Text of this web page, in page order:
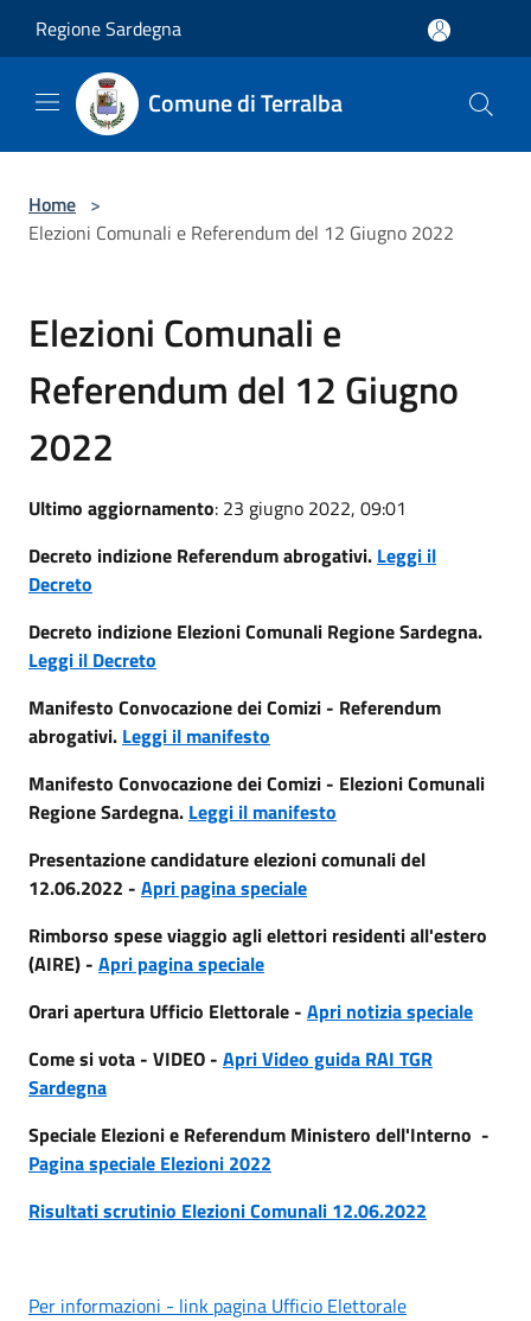
Regione Sardegna
Comune di Terralba
Home >
Elezioni Comunali e Referendum del 12 Giugno 2022
Elezioni Comunali e
Referendum del 12 Giugno
2022
Ultimo aggiornamento: 23 giugno 2022, 09:01
Decreto indizione Referendum abrogativi. Leggi il
Decreto
Decreto indizione Elezioni Comunali Regione Sardegna.
Leggi il Decreto
Manifesto Convocazione dei Comizi - Referendum
abrogativi. Leggi il manifesto
Manifesto Convocazione dei Comizi - Elezioni Comunali
Regione Sardegna. Leggi il manifesto
Presentazione candidature elezioni comunali del
12.06.2022 - Apri pagina speciale
Rimborso spese viaggio agli elettori residenti all'estero
(AIRE) - Apri pagina speciale
Orari apertura Ufficio Elettorale - Apri notizia speciale
Come si vota - VIDEO - Apri Video guida RAI TGR
Sardegna
Speciale Elezioni e Referendum Ministero dell'Interno -
Pagina speciale Elezioni 2022
Risultati scrutinio Elezioni Comunali 12.06.2022
Per informazioni - link pagina Ufficio Elettorale